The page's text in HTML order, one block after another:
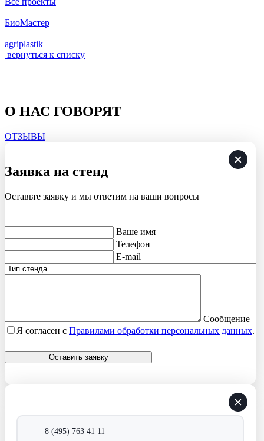
БиоМастер
agriplastik
вернуться к списку
О НАС ГОВОРЯТ
ОТЗЫВЫ
Заявка на стенд
Оставьте заявку и мы ответим на ваши вопросы
Ваше имя
Телефон
E-mail
Сообщение
Я согласен с Правилами обработки персональных данных.
Оставить заявку
8 (495) 763 41 11